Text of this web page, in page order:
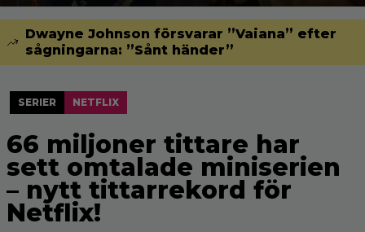
Dwayne Johnson försvarar ”Vaiana” efter
sågningarna: ”Sånt händer”
SERIER NETFLIX
66 miljoner tittare har
sett omtalade miniserien
– nytt tittarrekord för
Netflix!